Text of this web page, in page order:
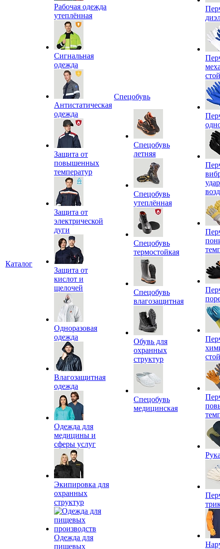
Каталог
Рабочая одежда
утеплённая
Сигнальная
одежда
Антистатическая
одежда
Защита от
повышенных
температур
Защита от
электрической
дуги
Защита от
кислот и
щелочей
Одноразовая
одежда
Влагозащитная
одежда
Одежда для
медицины и
сферы услуг
Экипировка для
охранных
структур
Одежда для
пищевых
Спецобувь
Спецобувь
летняя
Спецобувь
утеплённая
Спецобувь
термостойкая
Спецобувь
влагозащитная
Обувь для
охранных
структур
Спецобувь
медицинская